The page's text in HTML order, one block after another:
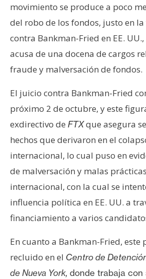
C
o
n
t
a
c
y
P
u
b
i
c
i
a
d
movimiento se produce a poco
del robo de los fondos, justo en
contra Bankman-Fried en EE.
acusa de una docena de cargos
fraude y malversación de fondos.
El juicio contra Bankman-Fried
próximo 2 de octubre, y este
exdirectivo de FTXque asegura
hechos que derivaron en el
internacional, lo cual puso en
de malversación y malas
internacional, con la cual se
influencia política en EE. UU. a
financiamiento a varios
En cuanto a Bankman-Fried, este
recluido en el Centro de
de Nueva York, donde trabaja con